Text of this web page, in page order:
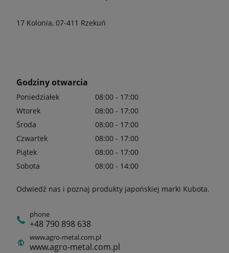
17 Kolonia, 07-411 Rzekuń
Godziny otwarcia
Poniedziałek
08:00 - 17:00
Wtorek
08:00 - 17:00
Środa
08:00 - 17:00
Czwartek
08:00 - 17:00
Piątek
08:00 - 17:00
Sobota
08:00 - 14:00
Odwiedź nas i poznaj produkty japońskiej marki Kubota.
phone
+48 790 898 638
www.agro-metal.com.pl
www.agro-metal.com.pl